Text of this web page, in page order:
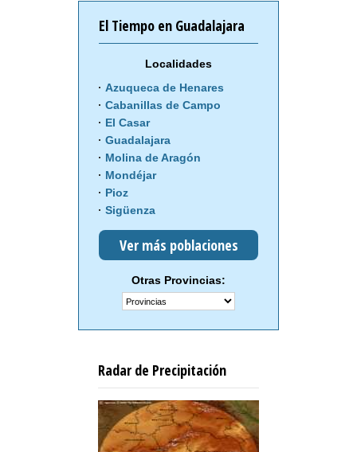
El Tiempo en Guadalajara
Localidades
Azuqueca de Henares
Cabanillas de Campo
El Casar
Guadalajara
Molina de Aragón
Mondéjar
Pioz
Sigüenza
Ver más poblaciones
Otras Provincias:
Radar de Precipitación